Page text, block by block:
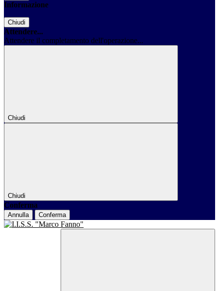
Informazione
Chiudi
Attendere...
Attendere il completamento dell'operazione...
Chiudi
Chiudi
Conferma
Annulla Conferma